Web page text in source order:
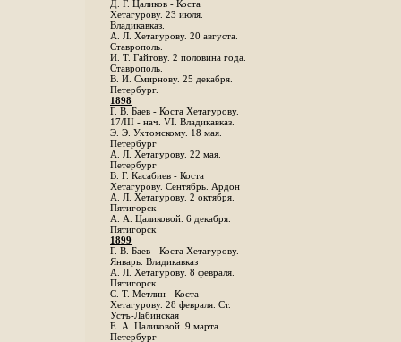
Д. Г. Цаликов - Коста
Хетагурову. 23 июля.
Владикавказ.
А. Л. Хетагурову. 20 августа.
Ставрополь.
И. Т. Гайтову. 2 половина года.
Ставрополь.
В. И. Смирнову. 25 декабря.
Петербург.
1898
Г. В. Баев - Коста Хетагурову.
17/III - нач. VI. Владикавказ.
Э. Э. Ухтомскому. 18 мая.
Петербург
A. Л. Хетагурову. 22 мая.
Петербург
B. Г. Касабиев - Коста
Хетагурову. Сентябрь. Ардон
А. Л. Хетагурову. 2 октября.
Пятигорск
А. А. Цаликовой. 6 декабря.
Пятигорск
1899
Г. В. Баев - Коста Хетагурову.
Январь. Владикавказ
А. Л. Хетагурову. 8 февраля.
Пятигорск.
С. Т. Метлин - Коста
Хетагурову. 28 февраля. Ст.
Устъ-Лабинская
Е. А. Цаликовой. 9 марта.
Петербург